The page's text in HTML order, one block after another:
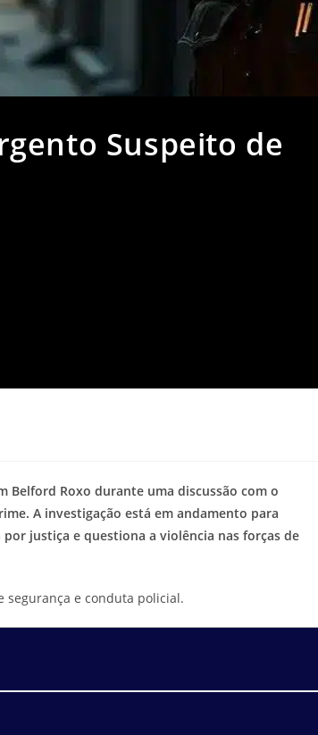
Suspeito de
Belford Roxo durante uma discussão com o
A investigação está em andamento para
justiça e questiona a violência nas forças de
segurança e conduta policial.